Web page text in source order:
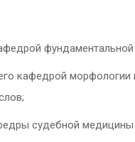
кафедрой
судебной